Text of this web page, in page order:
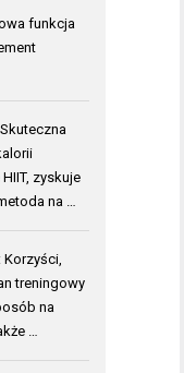
funkcja
zyskuje
na …
treningowy
na
…